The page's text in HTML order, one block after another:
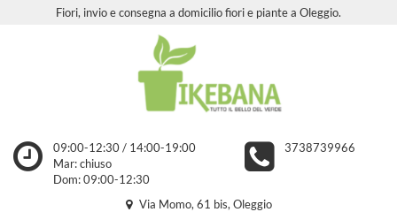
Fiori, invio e consegna a domicilio fiori e piante a Oleggio.
09:00-12:30 / 14:00-19:00
Mar: chiuso
Dom: 09:00-12:30
3738739966
Via Momo, 61 bis, Oleggio